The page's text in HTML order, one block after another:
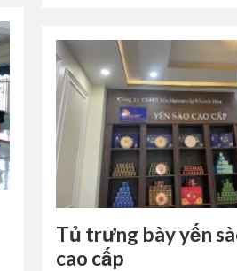
Tủ trưng bày yến
cao cấp